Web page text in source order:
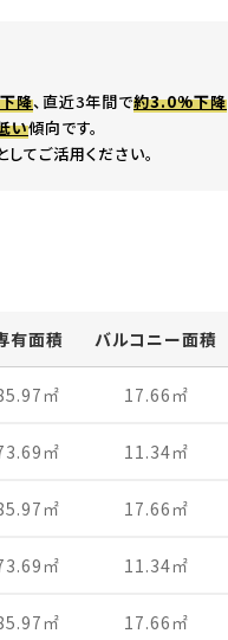
降、直近3年間で約3.0%下降
い傾向です。
てご活用ください。
有面積 バルコニー面積
㎡ 17.66 ㎡
㎡ 11.34㎡
㎡ 17.66 ㎡
㎡ 11.34㎡
㎡ 17.66 ㎡